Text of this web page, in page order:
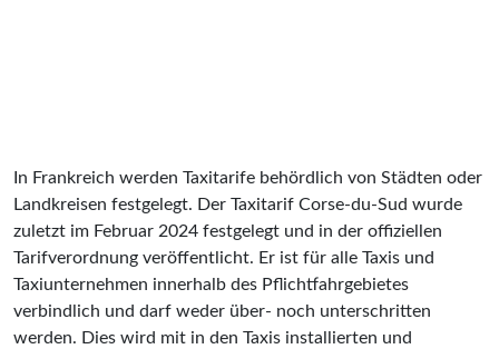
In Frankreich werden Taxitarife behördlich von Städten oder
Landkreisen festgelegt. Der Taxitarif Corse-du-Sud wurde
zuletzt im Februar 2024 festgelegt und in der offiziellen
Tarifverordnung veröffentlicht. Er ist für alle Taxis und
Taxiunternehmen innerhalb des Pflichtfahrgebietes
verbindlich und darf weder über- noch unterschritten
werden. Dies wird mit in den Taxis installierten und